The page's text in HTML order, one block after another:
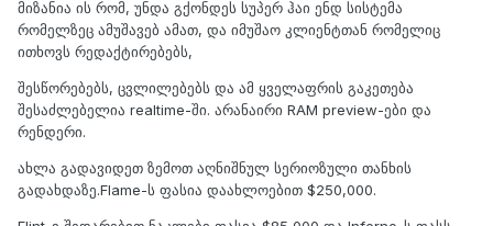
მიზანია ის რომ, უნდა გქონდეს სუპერ ჰაი ენდ სისტემა
რომელზეც ამუშავებ ამათ, და იმუშაო კლიენტთან რომელიც
ითხოვს რედაქტირებებს,
შესწორებებს, ცვლილებებს და ამ ყველაფრის გაკეთება
შესაძლებელია realtime-ში. არანაირი RAM preview-ები და
რენდერი.
ახლა გადავიდეთ ზემოთ აღნიშნულ სერიოზული თანხის
გადახდაზე.Flame-ს ფასია დაახლოებით $250,000.